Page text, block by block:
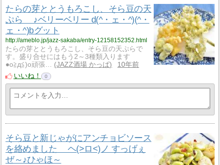
たらの芽ととうもろこし、そら豆の天
ぷら ♪ベリーベリー d(^・ェ・^)(^・
ェ・^)bグット
http://ameblo.jp/jazz-sakaba/entry-12158152352.html
たらの芽ととうもろこし、そら豆の天ぷらで
す。盛り合せにはもう2～3種類入ります
●o≧д≦)o頑張…
JAZZ酒場 かっぱ
10年前
いいね！
0
そら豆と新じゃがにアンチョビソース
を絡めました ヘ(>ロ<)ノ すっげぇ
ぜ～♪ひゃほ～